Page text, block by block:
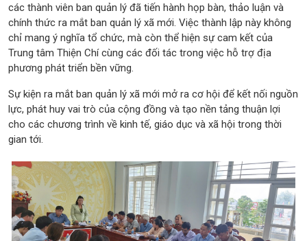
các thành viên ban quản lý đã tiến hành họp bàn, thảo luận và
chính thức ra mắt ban quản lý xã mới. Việc thành lập này không
chỉ mang ý nghĩa tổ chức, mà còn thể hiện sự cam kết của
Trung tâm Thiện Chí cùng các đối tác trong việc hỗ trợ địa
phương phát triển bền vững.
Sự kiện ra mắt ban quản lý xã mới mở ra cơ hội để kết nối nguồn
lực, phát huy vai trò của cộng đồng và tạo nền tảng thuận lợi
cho các chương trình về kinh tế, giáo dục và xã hội trong thời
gian tới.